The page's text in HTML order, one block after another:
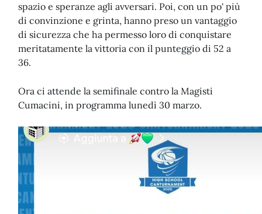
spazio e speranze agli avversari. Poi, con un po' più
di convinzione e grinta, hanno preso un vantaggio
di sicurezza che ha permesso loro di conquistare
meritatamente la vittoria con il punteggio di 52 a
36.
Ora ci attende la semifinale contro la Magisti
Cumacini, in programma lunedì 30 marzo.